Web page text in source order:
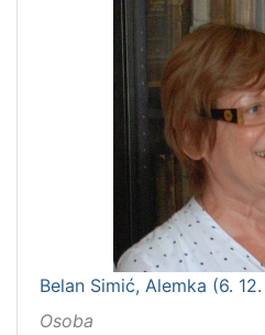
Belan Simić, Alemka (6.
Osoba